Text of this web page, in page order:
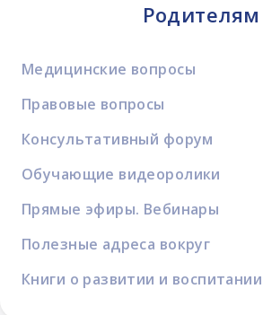
Родителям
Медицинские вопросы
Правовые вопросы
Консультативный форум
Обучающие видеоролики
Прямые эфиры. Вебинары
Полезные адреса вокруг
Книги о развитии и воспитании